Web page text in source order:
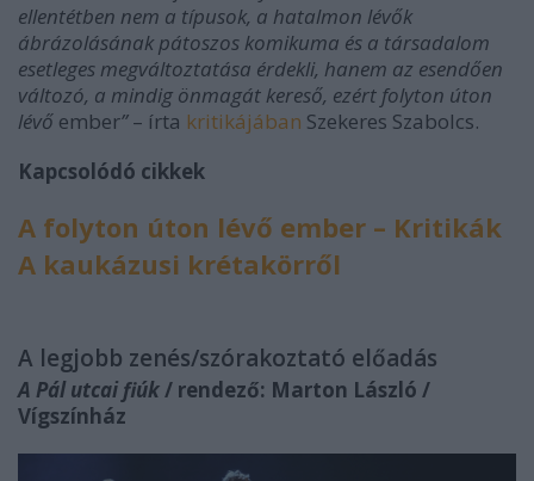
ellentétben nem a típusok, a hatalmon lévők
ábrázolásának pátoszos komikuma és a társadalom
esetleges megváltoztatása érdekli, hanem az esendően
változó, a mindig önmagát kereső, ezért folyton úton
lévő ember”– írta kritikájában Szekeres Szabolcs.
Kapcsolódó cikkek
A folyton úton lévő ember – Kritikák
A kaukázusi krétakörről
A legjobb zenés/szórakoztató előadás
A Pál utcai fiúk/ rendező: Marton László /
Vígszínház